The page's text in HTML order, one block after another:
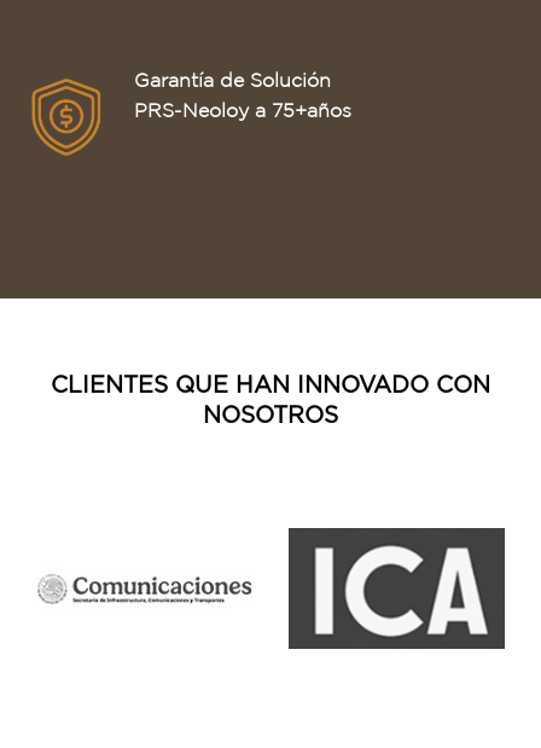
Garantía de Solución
PRS-Neoloy a 75+años
CLIENTES QUE HAN INNOVADO CON
NOSOTROS